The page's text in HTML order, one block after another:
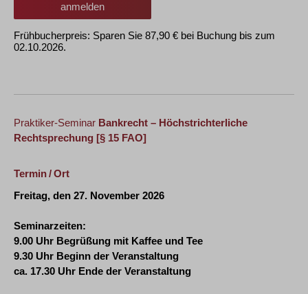
anmelden
Frühbucherpreis: Sparen Sie 87,90 € bei Buchung bis zum
02.10.2026.
Praktiker-Seminar Bankrecht – Höchstrichterliche
Rechtsprechung [§ 15 FAO]
Termin / Ort
Freitag, den 27. November 2026
Seminarzeiten:
9.00 Uhr Begrüßung mit Kaffee und Tee
9.30 Uhr Beginn der Veranstaltung
ca. 17.30 Uhr Ende der Veranstaltung